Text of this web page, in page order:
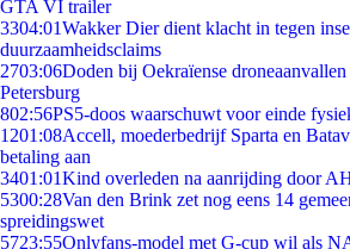
GTA VI trailer
3304:01Wakker Dier dient klacht in tegen
duurzaamheidsclaims
2703:06Doden bij Oekraïense
Petersburg
802:56PS5-doos waarschuwt voor einde
1201:08Accell, moederbedrijf Sparta en
betaling aan
3401:01Kind overleden na aanrijding door
5300:28Van den Brink zet nog eens 14
spreidingswet
5723:55Onlyfans-model met G-cup wil als